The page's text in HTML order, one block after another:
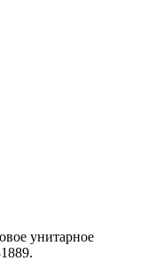
унитарное
.